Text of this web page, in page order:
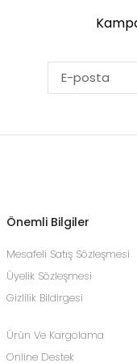
Önemli Bilgiler
Mesafeli Satış Sözleşmesi
Üyelik Sözleşmesi
Gizlilik Bildirgesi
Ürün Ve Kargolama
Online Destek